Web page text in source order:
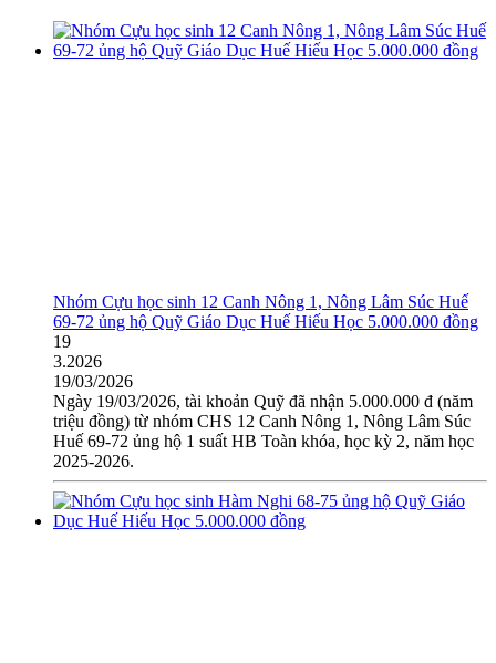
Nhóm Cựu học sinh 12 Canh Nông 1, Nông Lâm Súc Huế
69-72 ủng hộ Quỹ Giáo Dục Huế Hiếu Học 5.000.000 đồng
19
3.2026
19/03/2026
Ngày 19/03/2026, tài khoản Quỹ đã nhận 5.000.000 đ (năm
triệu đồng) từ nhóm CHS 12 Canh Nông 1, Nông Lâm Súc
Huế 69-72 ủng hộ 1 suất HB Toàn khóa, học kỳ 2, năm học
2025-2026.